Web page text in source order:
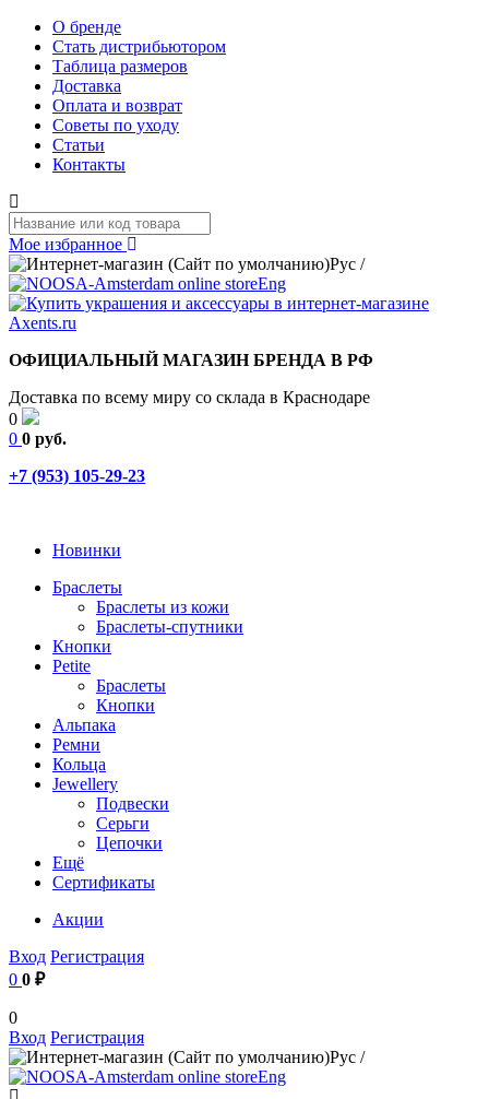
О бренде
Стать дистрибьютором
Таблица размеров
Доставка
Оплата и возврат
Советы по уходу
Статьи
Контакты
Мое избранное
Рус /
Eng
ОФИЦИАЛЬНЫЙ МАГАЗИН БРЕНДА В РФ
Доставка по всему миру со склада в Краснодаре
0
0 0 руб.
+7 (953) 105-29-23
Новинки
Браслеты
Браслеты из кожи
Браслеты-спутники
Кнопки
Petite
Браслеты
Кнопки
Альпака
Ремни
Кольца
Jewellery
Подвески
Серьги
Цепочки
Ещё
Сертификаты
Акции
Вход Регистрация
0 0 ₽
0
Вход Регистрация
Рус /
Eng